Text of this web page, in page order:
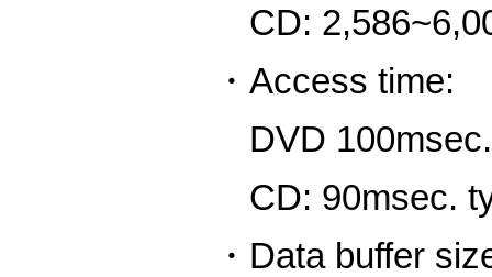
CD:
・Access time:
DVD
CD: 90msec.
・Data buffer